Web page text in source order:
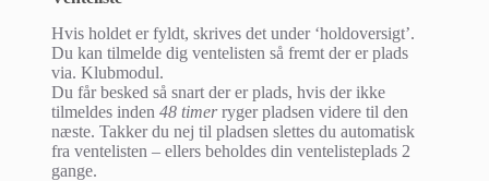
Hvis holdet er fyldt, skrives det under ‘holdoversigt’.
Du kan tilmelde dig ventelisten så fremt der er plads
via. Klubmodul.
Du får besked så snart der er plads, hvis der ikke
tilmeldes inden 48 timerryger pladsen videre til den
næste. Takker du nej til pladsen slettes du automatisk
fra ventelisten – ellers beholdes din ventelisteplads 2
gange.